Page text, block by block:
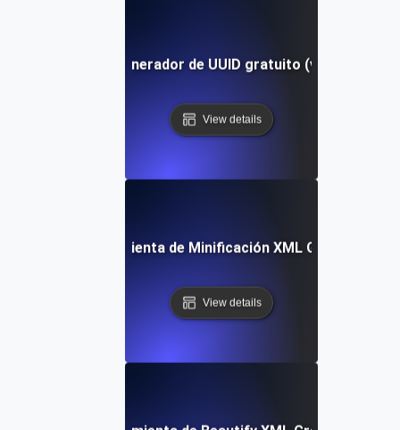
Generador de UUID gratuito (v4)
View details
Herramienta de Minificación XML Gratuita
View details